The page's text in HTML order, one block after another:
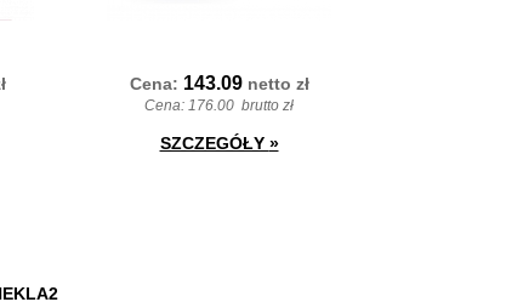
Cena: 143.09 netto zł
Cena: 176.00 brutto zł
SZCZEGÓŁY »